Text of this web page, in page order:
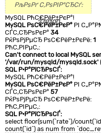
РљРѕРґ С‚РѕРІР°СЂСѓ:
279100
MySQL РћС€РёР±РєР°!
MySQL РѕС€РёР±РєР° РІ
СЃС‚СЂРѕРєР° 34
РќРѕРјРµСЂ РѕС€РёР±РєРё: 1
РћС‚РІРµС‚:
Can't connect to local MySQL
'/var/run/mysqld/mysqld.sock'
SQL Р·Р°РїСЂРѕСЃ:
MySQL РћС€РёР±РєР°!
MySQL РѕС€РёР±РєР° РІ
СЃС‚СЂРѕРєР° 57
РќРѕРјРµСЂ РѕС€РёР±РєРё:
РћС‚РІРµС‚:
SQL Р·Р°РїСЂРѕСЃ:
select floor(sum(`rate`)/
count(`id`) as num from